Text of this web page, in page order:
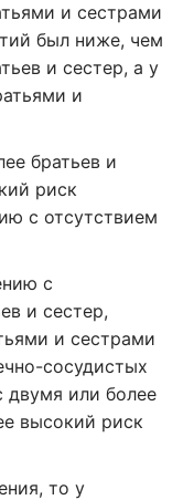
и сестрами
был ниже, чем
и сестер, а у
и
братьев и
риск
с отсутствием
с
и сестер,
и сестрами
сосудистых
или более
высокий риск
то у